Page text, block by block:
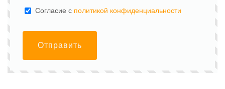
Cогласие с политикой конфиденциальности
Отправить